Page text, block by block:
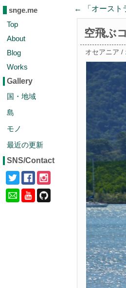
snge.me
Top
About
Blog
Works
Gallery
国・地域
島
モノ
最近の更新
SNS/Contact
← 「 オースト
空飛ぶ
オセアニア /